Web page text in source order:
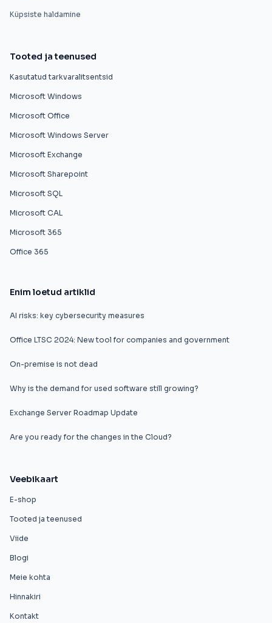
Küpsiste haldamine
Tooted ja teenused
Kasutatud tarkvaralitsentsid
Microsoft Windows
Microsoft Office
Microsoft Windows Server
Microsoft Exchange
Microsoft Sharepoint
Microsoft SQL
Microsoft CAL
Microsoft 365
Office 365
Enim loetud artiklid
AI risks: key cybersecurity measures
Office LTSC 2024: New tool for companies and government
On-premise is not dead
Why is the demand for used software still growing?
Exchange Server Roadmap Update
Are you ready for the changes in the Cloud?
Veebikaart
E-shop
Tooted ja teenused
Viide
Blogi
Meie kohta
Hinnakiri
Kontakt